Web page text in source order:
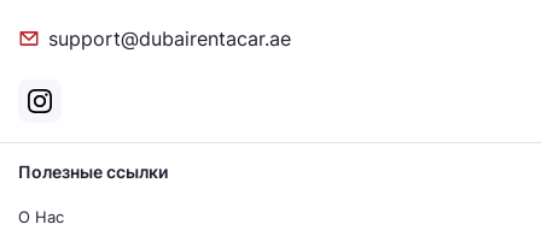
support@dubairentacar.ae
Полезные ссылки
О Нас